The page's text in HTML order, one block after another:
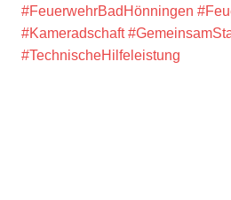
#FeuerwehrBadHönningen
#Kameradschaft
#TechnischeHilfeleistung